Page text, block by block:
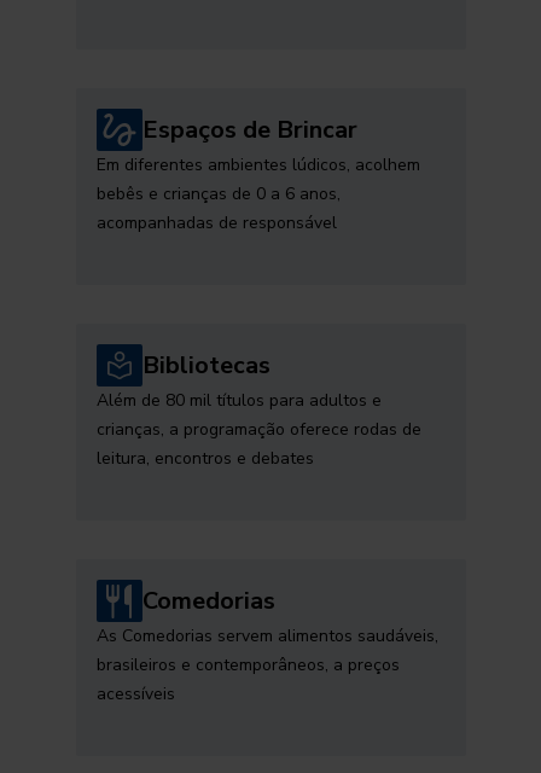
Espaços de Brincar
Em diferentes ambientes lúdicos, acolhem
bebês e crianças de 0 a 6 anos,
acompanhadas de responsável
Bibliotecas
Além de 80 mil títulos para adultos e
crianças, a programação oferece rodas de
leitura, encontros e debates
Comedorias
As Comedorias servem alimentos saudáveis,
brasileiros e contemporâneos, a preços
acessíveis